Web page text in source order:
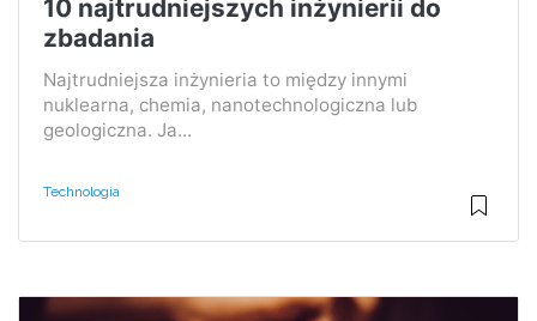
10 najtrudniejszych inżynierii do
zbadania
Najtrudniejsza inżynieria to między innymi
nuklearna, chemia, nanotechnologiczna lub
geologiczna. Ja...
Technologia